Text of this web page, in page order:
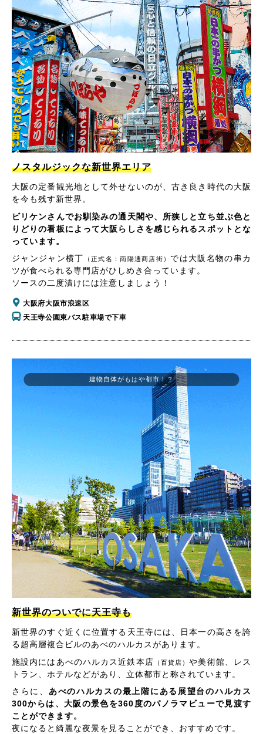
ノスタルジックな新世界エリア
大阪の定番観光地として外せないのが、古き良き時代の大阪
を今も残す新世界。
ビリケンさんでお馴染みの通天閣や、所狭しと立ち並ぶ色と
りどりの看板によって大阪らしさを感じられるスポットとな
っています。
ジャンジャン横丁
（正式名：南陽通商店街） では大阪名物の串カ
ツが食べられる専門店がひしめき合っています。
ソースの二度漬けには注意しましょう！
大阪府大阪市浪速区
天王寺公園東バス駐車場で下車
新世界のついでに天王寺も
新世界のすぐ近くに位置する天王寺には、日本一の高さを誇
る超高層複合ビルのあべのハルカスがあります。
施設内にはあべのハルカス近鉄本店 （百貨店）や美術館、レス
トラン、ホテルなどがあり、立体都市と称されています。
さらに、 あべのハルカスの最上階にある展望台のハルカス
300からは、大阪の景色を360度のパノラマビューで見渡す
ことができます。
夜になると綺麗な夜景を見ることができ、おすすめです。
建物自体がもはや都市！？